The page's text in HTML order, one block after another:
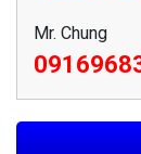
Mr. Chung